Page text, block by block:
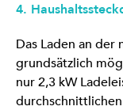
4.
Das Laden an der
grundsätzlich
nur 2,3 kW